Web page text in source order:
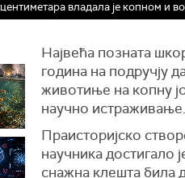
владала је копном и
Највећа позната
година на подручју
животиње на копну
научно истраживање.
Праисторијско
научника достигало
снажна клешта била